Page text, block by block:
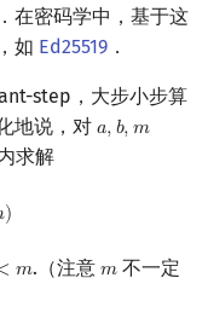
在密码学中，基于这
如 Ed25519 ．
step，大步小步算
地说，对 𝑎,𝑏,𝑚
a, b, m∈
求解
)
𝑚.（注意 𝑚
m不一定